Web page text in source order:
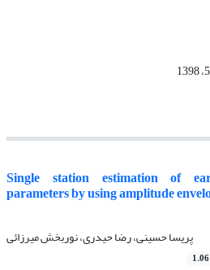
Single station estimation of
parameters by using amplitude
پریسا حسینی، رضا حیدری، نوربخش میرزائی